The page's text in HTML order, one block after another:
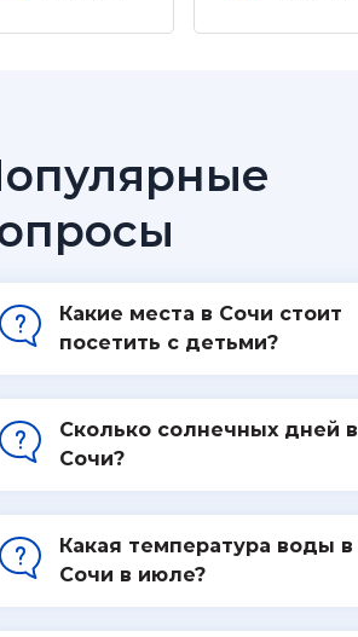
Какие места в Сочи стоит
посетить с детьми?
Сколько солнечных дней в
Сочи?
Какая температура воды в
Сочи в июле?